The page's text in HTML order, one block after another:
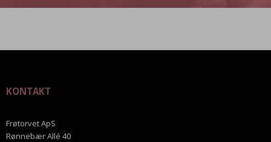
KONTAKT
Frøtorvet ApS
Rønnebær Allé 40